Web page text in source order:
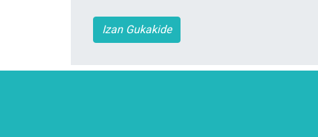
Izan Gukakide